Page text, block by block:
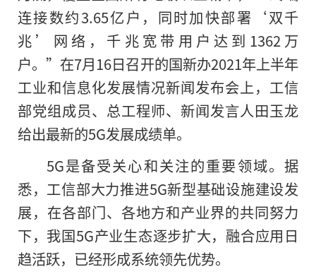
连接数约3.65亿户，同时加快部署‘双千
兆’网络，千兆宽带用户达到1362万
户。”在7月16日召开的国新办2021年上半年
工业和信息化发展情况新闻发布会上，工信
部党组成员、总工程师、新闻发言人田玉龙
给出最新的5G发展成绩单。
5G是备受关心和关注的重要领域。据
悉，工信部大力推进5G新型基础设施建设发
展，在各部门、各地方和产业界的共同努力
下，我国5G产业生态逐步扩大，融合应用日
趋活跃，已经形成系统领先优势。